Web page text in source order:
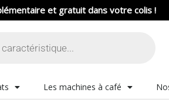
et gratuit dans votre colis !
Les machines à café